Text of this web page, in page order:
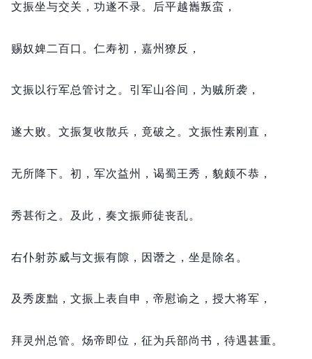
文振坐与交关， 功遂不录。 后平越巂叛蛮，
赐奴婢二百口。 仁寿初， 嘉州獠反，
文振以行军总管讨之。 引军山谷间， 为贼所袭，
遂大败。 文振复收散兵， 竟破之。 文振性素刚直，
无所降下。 初， 军次益州， 谒蜀王秀， 貌颇不恭，
秀甚衔之。 及此， 奏文振师徒丧乱。
右仆射苏威与文振有隙， 因谮之， 坐是除名。
及秀废黜， 文振上表自申， 帝慰谕之， 授大将军，
拜灵州总管。 炀帝即位， 征为兵部尚书， 待遇甚重。